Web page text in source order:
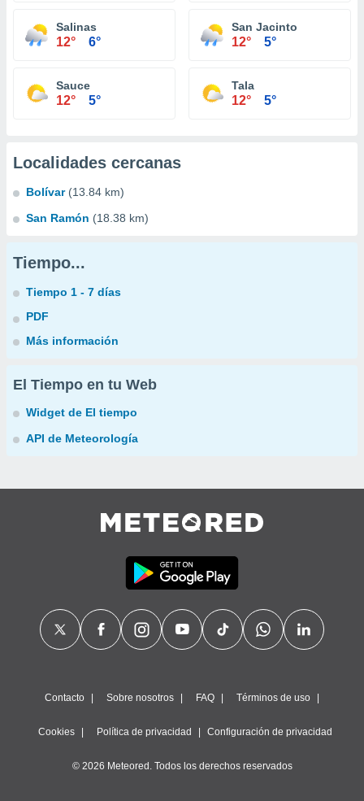
Salinas
12° 6°
San Jacinto
12° 5°
Sauce
12° 5°
Tala
12° 5°
Localidades cercanas
Bolívar (13.84 km)
San Ramón (18.38 km)
Tiempo...
Tiempo 1 - 7 días
PDF
Más información
El Tiempo en tu Web
Widget de El tiempo
API de Meteorología
Contacto Sobre nosotros FAQ Términos de uso
Cookies Política de privacidad Configuración de privacidad
© 2026 Meteored. Todos los derechos reservados